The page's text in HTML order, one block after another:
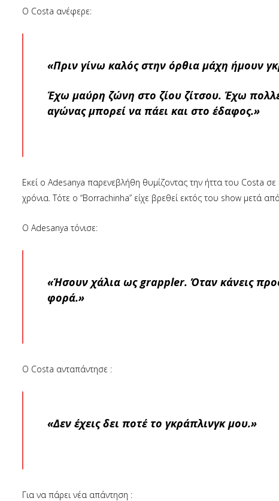
O Costa ανέφερε:
«Πριν γίνω καλός στην όρθια μάχη ήμουν
Έχω μαύρη ζώνη στο ζίου ζίτσου. Έχω
αγώνας μπορεί να πάει και στο έδαφος.»
Εκεί ο Adesanya παρενεβλήθη θυμίζοντας την ήττα του Costa
χρόνια. Τότε ο “Borrachinha” είχε βρεθεί εκτός του show μετά
Ο Adesanya τόνισε:
«Ήσουν χάλια ως grappler. Όταν κάνεις
φορά.»
Ο Costa ανταπάντησε :
«Δεν έχεις δει ποτέ το γκράπλινγκ μου.»
Για να πάρει νέα απάντηση :